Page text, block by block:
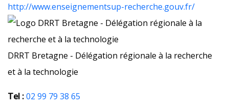
http://www.enseignementsup-recherche.gouv.fr/
DRRT Bretagne - Délégation régionale à la recherche
et à la technologie
Tel :02 99 79 38 65